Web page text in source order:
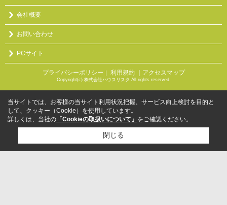
会社概要
お問い合わせ
PCサイト
プライバシーポリシー 利用規約 ｜アクセスマップ
Copyright(c) 株式会社ハウスリスタ All rights reserved.
当サイトでは、お客様の当サイト利用状況把握、サービス向上検討を目的と
して、クッキー（Cookie）を使用しています。
詳しくは、当社の 「Cookieの取扱いについて」 をご確認ください。
閉じる